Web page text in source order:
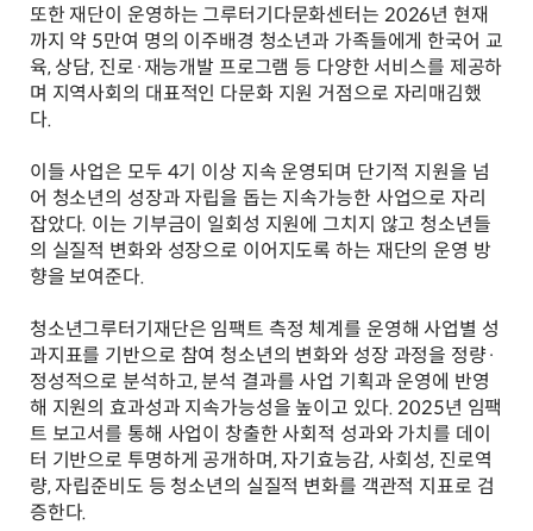
또한 재단이 운영하는 그루터기다문화센터는 2026년 현재
까지 약 5만여 명의 이주배경 청소년과 가족들에게 한국어 교
육, 상담, 진로·재능개발 프로그램 등 다양한 서비스를 제공하
며 지역사회의 대표적인 다문화 지원 거점으로 자리매김했
다.
이들 사업은 모두 4기 이상 지속 운영되며 단기적 지원을 넘
어 청소년의 성장과 자립을 돕는 지속가능한 사업으로 자리
잡았다. 이는 기부금이 일회성 지원에 그치지 않고 청소년들
의 실질적 변화와 성장으로 이어지도록 하는 재단의 운영 방
향을 보여준다.
청소년그루터기재단은 임팩트 측정 체계를 운영해 사업별 성
과지표를 기반으로 참여 청소년의 변화와 성장 과정을 정량·
정성적으로 분석하고, 분석 결과를 사업 기획과 운영에 반영
해 지원의 효과성과 지속가능성을 높이고 있다. 2025년 임팩
트 보고서를 통해 사업이 창출한 사회적 성과와 가치를 데이
터 기반으로 투명하게 공개하며, 자기효능감, 사회성, 진로역
량, 자립준비도 등 청소년의 실질적 변화를 객관적 지표로 검
증한다.